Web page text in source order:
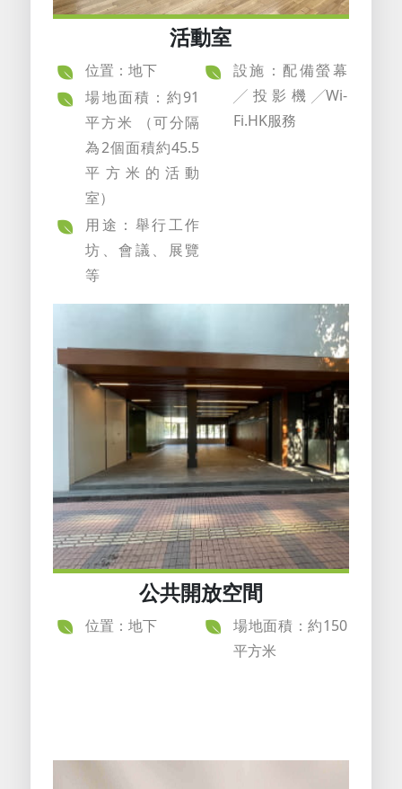
活動室
位置：地下
場地面積：約91
平方米 （可分隔
為2個面積約45.5
平方米的活動
室）
用途：舉行工作
坊、會議、展覽
等
設施：配備螢幕
╱投影機╱Wi-
Fi.HK服務
公共開放空間
位置：地下
場地面積：約150
平方米​